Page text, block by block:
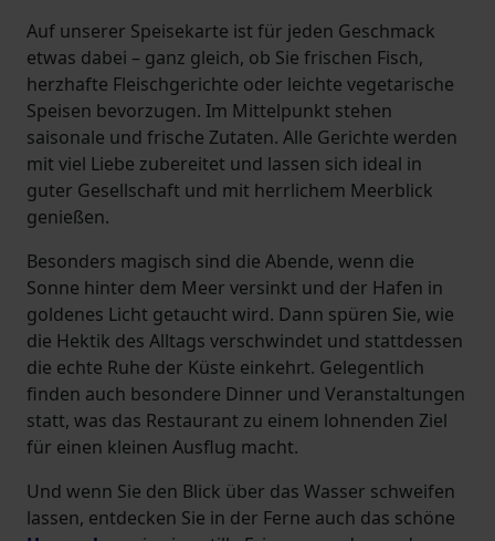
Auf unserer Speisekarte ist für jeden Geschmack
etwas dabei – ganz gleich, ob Sie frischen Fisch,
herzhafte Fleischgerichte oder leichte vegetarische
Speisen bevorzugen. Im Mittelpunkt stehen
saisonale und frische Zutaten. Alle Gerichte werden
mit viel Liebe zubereitet und lassen sich ideal in
guter Gesellschaft und mit herrlichem Meerblick
genießen.
Besonders magisch sind die Abende, wenn die
Sonne hinter dem Meer versinkt und der Hafen in
goldenes Licht getaucht wird. Dann spüren Sie, wie
die Hektik des Alltags verschwindet und stattdessen
die echte Ruhe der Küste einkehrt. Gelegentlich
finden auch besondere Dinner und Veranstaltungen
statt, was das Restaurant zu einem lohnenden Ziel
für einen kleinen Ausflug macht.
Und wenn Sie den Blick über das Wasser schweifen
lassen, entdecken Sie in der Ferne auch das schöne